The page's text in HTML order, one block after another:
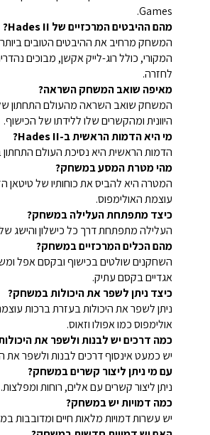
Games.
מהם ההיבטים המרכזיים של Hades II?
המשחק מרחיב את ההיבטים הטובים
המקורי, כולל רוג-לייק אקשן, מבוכים
לחזרה.
מאיפה שואב המשחק השראה?
המשחק שואב השראה מהעולם התחתון של
היוונית ומהקשרים שלו ללידתו של הכישוף.
מי היא הדמות הראשית ב-Hades II?
הדמות הראשית היא נסיכת העולם
מהי מטרת המסע במשחק?
המטרה היא להביס את כוחותיו של טיטאן
עוצמת האולימפוס.
כיצד מתפתחת העלילה במשחק?
העלילה מתפתחת דרך כל כישלון והישג
מהם הכלים המרכזיים במשחק?
השחקנים שולטים בכישוף ובקסם אפל
אגדיים בקסם עתיק.
כיצד ניתן לשפר את היכולות במשחק?
ניתן לשפר את היכולות בעזרת ברכות
אולימפוס כמו אפולו וזאוס.
כמה דרכים יש לבנות ולשפר את
יש כמעט אינסוף דרכים לבנות ולשפר את
עם מי ניתן ליצור קשרים במשחק?
ניתן ליצור קשרים עם אלים, רוחות ומפלצות.
כמה דמויות יש במשחק?
יש עשרות דמויות מלאות חיים ומדובבות